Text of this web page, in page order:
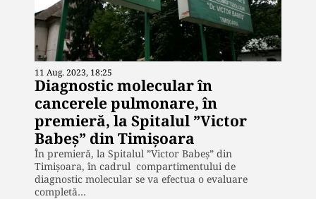
11 Aug. 2023, 18:25
Diagnostic molecular în
cancerele pulmonare, în
premieră, la Spitalul ”Victor
Babeș” din Timișoara
În premieră, la Spitalul ”Victor Babeș” din
Timișoara, în cadrul compartimentului de
diagnostic molecular se va efectua o evaluare
completă…